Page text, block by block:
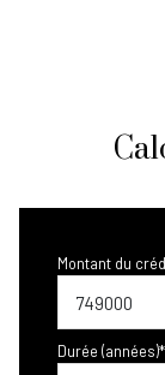
Montant du
Durée (années)*